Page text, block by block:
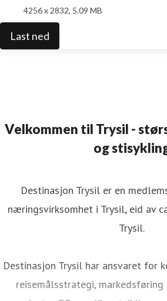
4256 x 2832, 5.09 MB
Last ned
Velkommen til Trysil -
og
Destinasjon Trysil er en
næringsvirksomhet i Trysil, eid av
Trysil.
Destinasjon Trysil har ansvaret for
reisemålsstrategi,